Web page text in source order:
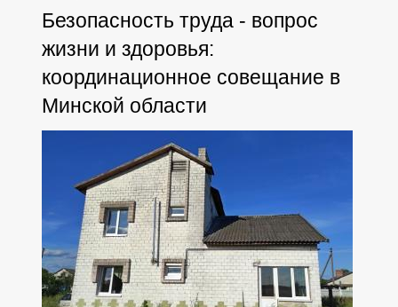
Безопасность труда - вопрос
жизни и здоровья:
координационное совещание в
Минской области